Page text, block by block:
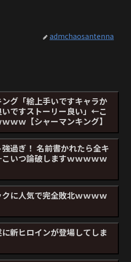
admchaosantenna
ング「絵上手いですキャラか
ですストーリー良い」←こ
ｗｗ【シャーマンキング】
過ぎ！ 名前書かれたら全キ
いつ論破しますｗｗｗｗｗ
に人気で完全敗北ｗｗｗｗ
に新ヒロインが登場してしま